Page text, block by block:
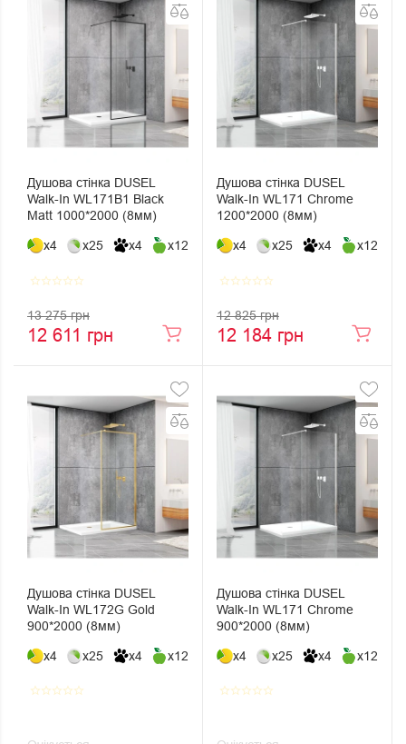
Душова стінка DUSEL
Walk-In WL171В1 Black
Matt 1000*2000 (8мм)
x4 x25 x4 x12
star_borderstar_borderstar_borderstar_borderstar_border
13 275 грн
12 611 грн
Душова стінка DUSEL
Walk-In WL171 Chrome
1200*2000 (8мм)
x4 x25 x4 x12
star_borderstar_borderstar_borderstar_borderstar_border
12 825 грн
12 184 грн
Душова стінка DUSEL
Walk-In WL172G Gold
900*2000 (8мм)
x4 x25 x4 x12
star_borderstar_borderstar_borderstar_borderstar_border
Душова стінка DUSEL
Walk-In WL171 Chrome
900*2000 (8мм)
x4 x25 x4 x12
star_borderstar_borderstar_borderstar_borderstar_border